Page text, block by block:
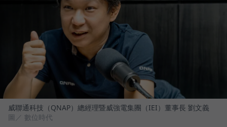
威聯通科技（QNAP）總經理暨威強電集團（IEI）董事長 劉文義
圖／ 數位時代